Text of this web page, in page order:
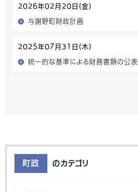
2026年02月20日(金)
与謝野町財政計画
2025年07月31日(木)
統一的な基準による財務書類の公表
町政 のカテゴリ